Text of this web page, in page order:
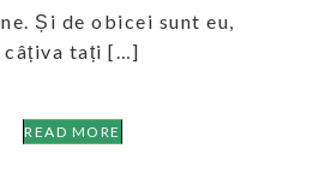
Și de obicei sunt eu,
câțiva tați […]
READ MORE